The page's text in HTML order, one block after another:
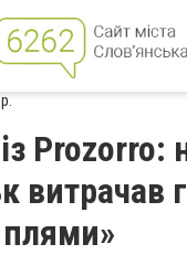
Prozorro:
витрачав
плями»